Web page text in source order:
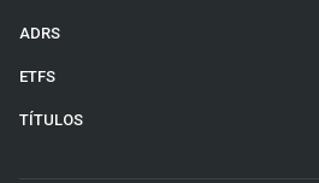
ADRS
ETFS
TÍTULOS